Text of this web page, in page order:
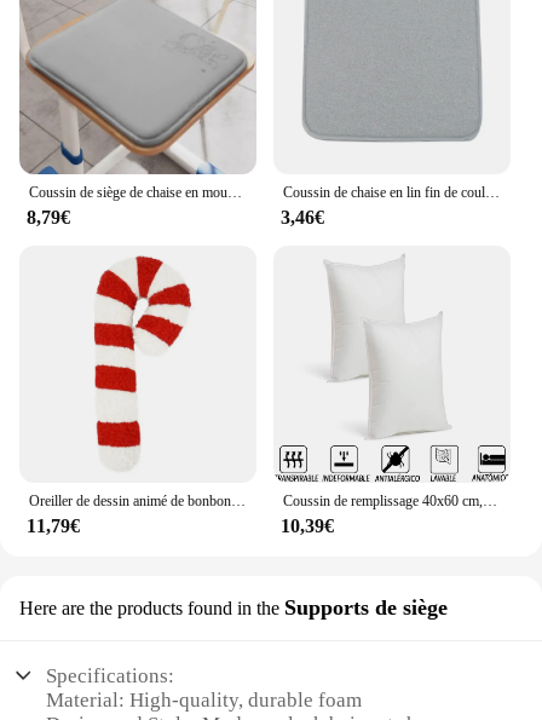
Coussin de siège de chaise en mousse à mémoire de forme, épais et doux, 36x34cm, antidérapant, pour étudiant, bureau, salle à manger, maison, 1 pièce
8,79€
Coussin de chaise en lin fin de couleur unie, coussin simple, non ald, maison, bureau, 1 pièce
3,46€
11,79€ 10,39€
Here are the products found in the Supports de siège
Specifications:
Material: High-quality, durable foam